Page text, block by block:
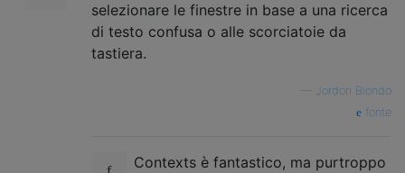
selezionare le finestre in base a una ricerca
di testo confusa o alle scorciatoie da
tastiera.
Jordon Biondo
fonte
Contexts è fantastico, ma purtroppo